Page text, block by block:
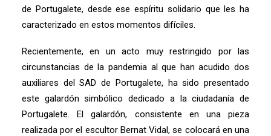
de Portugalete, desde ese espíritu solidario que les ha
caracterizado en estos momentos difíciles.
Recientemente, en un acto muy restringido por las
circunstancias de la pandemia al que han acudido dos
auxiliares del SAD de Portugalete, ha sido presentado
este galardón simbólico dedicado a la ciudadanía de
Portugalete. El galardón, consistente en una pieza
realizada por el escultor Bernat Vidal, se colocará en una